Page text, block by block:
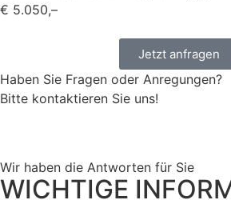
€ 5.050,–
Jetzt anfragen
Haben Sie Fragen oder Anregungen?
Bitte kontaktieren Sie uns!
Wir haben die Antworten für Sie
WICHTIGE